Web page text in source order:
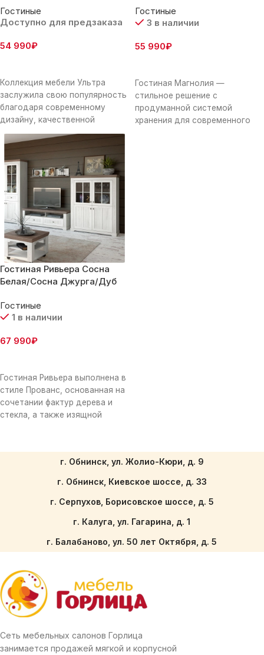
Гостиные
Доступно для предзаказа
54 990₽
Коллекция мебели Ультра
заслужила свою популярность
благодаря современному
дизайну, качественной
фурнитуре, закругленным
формам и гармоничному
сочетанию цветов. Ультра
прекрасно вписывается
Гостиные
3 в наличии
55 990₽
Гостиная Магнолия —
стильное решение с
продуманной системой
хранения для современного
Гостиная Ривьера Сосна
Белая/Сосна Джурга/Дуб
Гостиные
1 в наличии
67 990₽
Гостиная Ривьера выполнена в
стиле Прованс, основанная на
сочетании фактур дерева и
стекла, а также изящной
г. Обнинск, ул. Жолио-Кюри, д. 9
г. Обнинск, Киевское шоссе, д. 33
г. Серпухов, Борисовское шоссе, д. 5
г. Калуга, ул. Гагарина, д. 1
г. Балабаново, ул. 50 лет Октября, д. 5
Сеть мебельных салонов Горлица
занимается продажей мягкой и корпусной